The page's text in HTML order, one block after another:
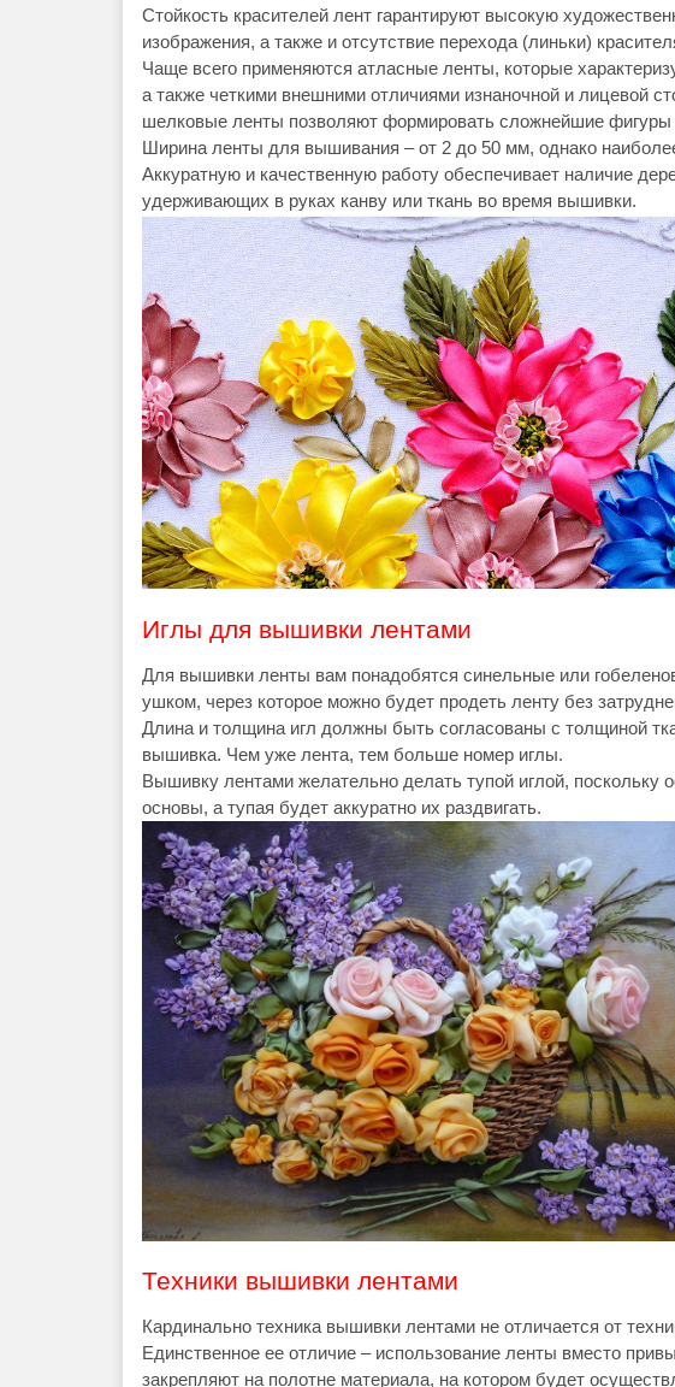
Стойкость красителей лент гарантируют высокую
изображения, а также и отсутствие перехода (линьки)
Чаще всего применяются атласные ленты, которые
а также четкими внешними отличиями изнаночной и лицевой
шелковые ленты позволяют формировать сложнейшие
Ширина ленты для вышивания – от 2 до 50 мм, однако
Аккуратную и качественную работу обеспечивает наличие
удерживающих в руках канву или ткань во время вышивки.
Иглы для вышивки лентами
Для вышивки ленты вам понадобятся синельные или
ушком, через которое можно будет продеть ленту без
Длина и толщина игл должны быть согласованы с толщиной
вышивка. Чем уже лента, тем больше номер иглы.
Вышивку лентами желательно делать тупой иглой, поскольку
основы, а тупая будет аккуратно их раздвигать.
Техники вышивки лентами
Кардинально техника вышивки лентами не отличается от
Единственное ее отличие – использование ленты вместо
закрепляют на полотне материала, на котором будет